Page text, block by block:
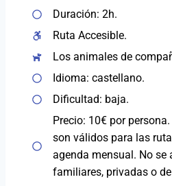
Duración: 2h.
Ruta Accesible.
Los animales de
Idioma: castellano.
Dificultad: baja.
Precio: 10€ por
son válidos para las
agenda mensual. No se
familiares, privadas o